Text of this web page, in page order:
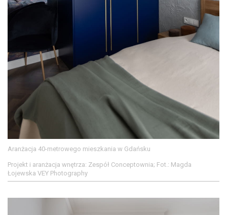
Aranżacja 40-metrowego mieszkania w Gdańsku
Projekt i aranżacja wnętrza: Zespół Conceptownia; Fot.: Magda
Łojewska VEY Photography